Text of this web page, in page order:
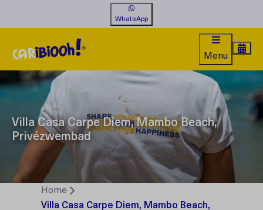
WhatsApp
Menu
Villa Casa Carpe Diem, Mambo Beach,
Privézwembad
Home
Villa Casa Carpe Diem, Mambo Beach,